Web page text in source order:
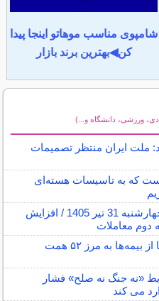
شامپوی مناسب موهاتو اینجا پیدا
کن◀بهترین برند بازار
ورزشی، دانشگاه و...)
ملت ایران منتظر تصمیمات
که به تاسیسات هسته‌ای
پایان بورس امروز چهارشنبه 31 تیر 1405 / افزایش
دوم معاملات
مطالبات داروخانه‌ها از بیمه‌ها به مرز ۵۲ همت
«نه جنگ نه صلح» فشار
می کند